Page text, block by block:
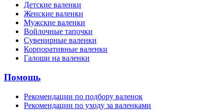
Детские валенки
Женские валенки
Мужские валенки
Войлочные тапочки
Сувенирные валенки
Корпоративные валенки
Галоши на валенки
Помощь
Рекомендации по подбору валенок
Рекомендации по уходу за валенками